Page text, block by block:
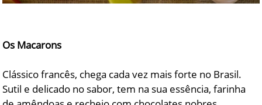
Os Macarons
Clássico francês, chega cada vez mais forte no Brasil.
Sutil e delicado no sabor, tem na sua essência, farinha